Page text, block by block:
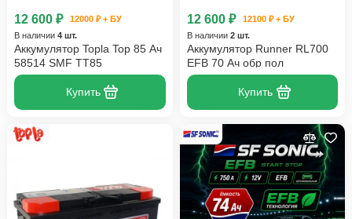
12 600 ₽
12000 ₽ + БУ
В наличии 4 шт.
Аккумулятор Topla Top 85 Ач
58514 SMF TT85
Купить
12 600 ₽
12100 ₽ + БУ
В наличии 2 шт.
Аккумулятор Runner RL700
EFB 70 Ач обр пол
Купить